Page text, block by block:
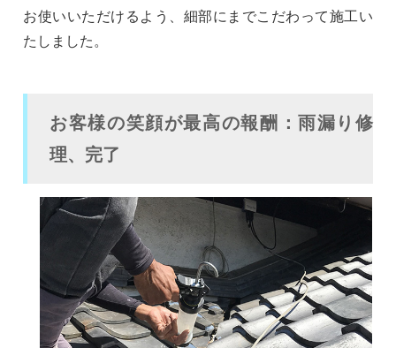
お使いいただけるよう、細部にまでこだわって施工い
たしました。
お客様の笑顔が最高の報酬：雨漏り修
理、完了